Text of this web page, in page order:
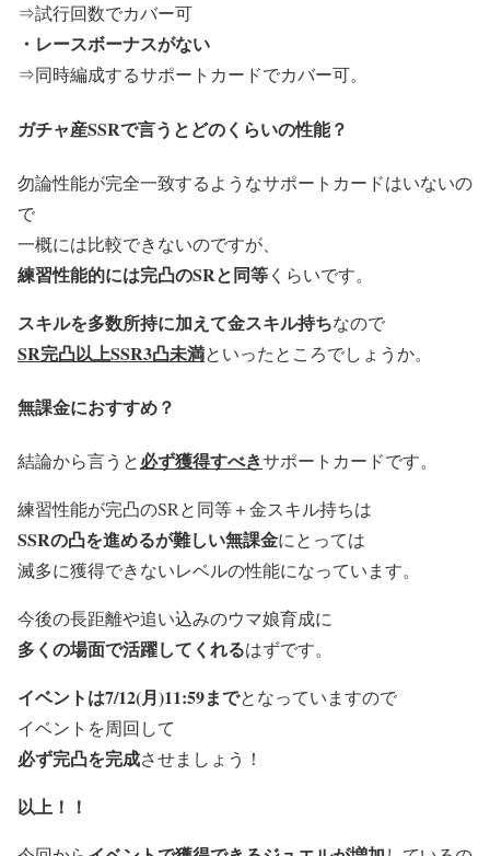
⇒試行回数でカバー可
・レースボーナスがない
⇒同時編成するサポートカードでカバー可。
ガチャ産SSRで言うとどのくらいの性能？
勿論性能が完全一致するようなサポートカードはいないの
で
一概には比較できないのですが、
練習性能的には完凸のSRと同等くらいです。
スキルを多数所持に加えて金スキル持ちなので
SR完凸以上SSR3凸未満といったところでしょうか。
無課金におすすめ？
結論から言うと必ず獲得すべきサポートカードです。
練習性能が完凸のSRと同等＋金スキル持ちは
SSRの凸を進めるが難しい無課金にとっては
滅多に獲得できないレベルの性能になっています。
今後の長距離や追い込みのウマ娘育成に
多くの場面で活躍してくれるはずです。
イベントは7/12(月)11:59までとなっていますので
イベントを周回して
必ず完凸を完成させましょう！
以上！！